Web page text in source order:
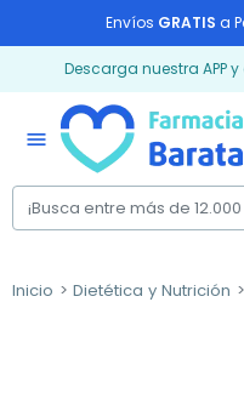
Envíos GRATIS a
Descarga nuestra APP
menu
Inicio Dietética y Nutrición